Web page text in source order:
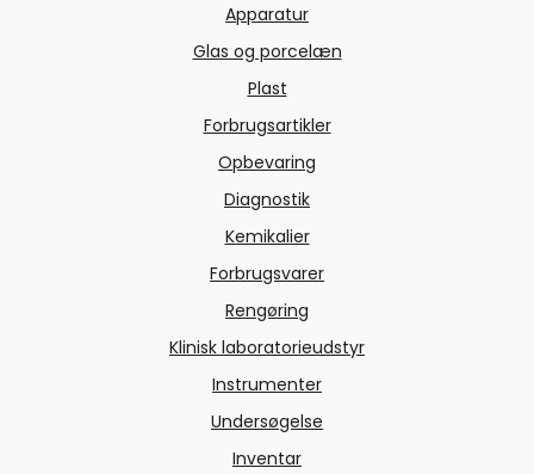
Apparatur
Glas og porcelæn
Plast
Forbrugsartikler
Opbevaring
Diagnostik
Kemikalier
Forbrugsvarer
Rengøring
Klinisk laboratorieudstyr
Instrumenter
Undersøgelse
Inventar